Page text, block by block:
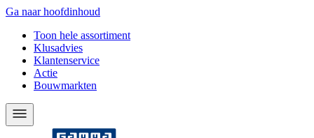
Ga naar hoofdinhoud
Toon hele assortiment
Klusadvies
Klantenservice
Actie
Bouwmarkten